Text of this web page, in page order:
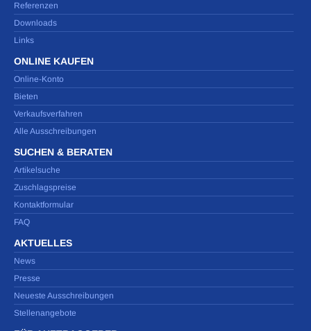
Referenzen
Downloads
Links
ONLINE KAUFEN
Online-Konto
Bieten
Verkaufsverfahren
Alle Ausschreibungen
SUCHEN & BERATEN
Artikelsuche
Zuschlagspreise
Kontaktformular
FAQ
AKTUELLES
News
Presse
Neueste Ausschreibungen
Stellenangebote